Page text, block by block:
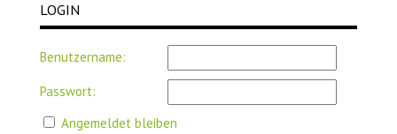
LOGIN
Benutzername:
Passwort:
Angemeldet bleiben